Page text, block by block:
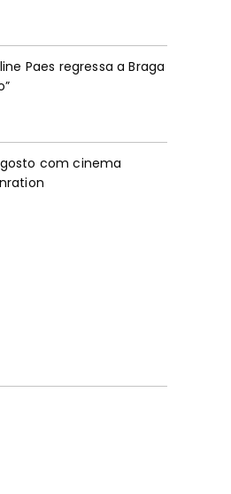
Paes regressa a Braga
com cinema